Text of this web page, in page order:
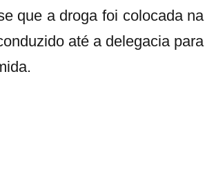
que a droga foi colocada na
até a delegacia para